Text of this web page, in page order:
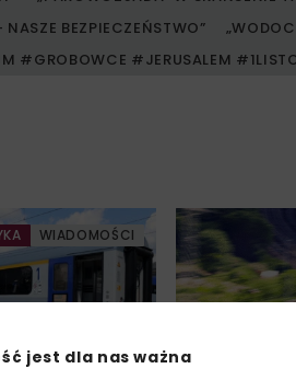
BEZPIECZEŃSTWO”
#GROBOWCE #JERUSALEM
WIADOMOŚCI
jest dla nas ważna